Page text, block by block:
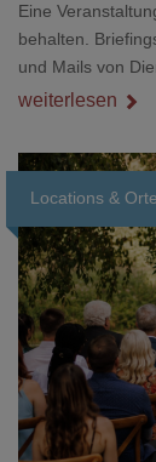
Eine
behalten.
und Mails von
unübersichtlichen
Dokument
weiterlesen
Locations & Orte